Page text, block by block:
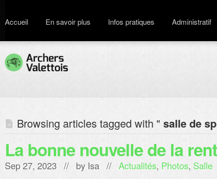
Accueil En savoir plus Infos pratiques Administratif
Browsing articles tagged with " salle de
La bonne nouvelle de la
Sep 27, 2023 // by Isa // Actualités, Photos, Salle